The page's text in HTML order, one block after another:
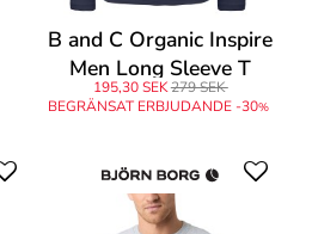
B and C Organic Inspire
Men Long Sleeve T
195,30 SEK279 SEK
BEGRÄNSAT ERBJUDANDE -30%